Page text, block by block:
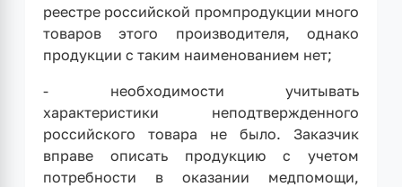
реестре российской промпродукции много
товаров этого производителя, однако
продукции с таким наименованием нет;
- необходимости учитывать
характеристики неподтвержденного
российского товара не было. Заказчик
вправе описать продукцию с учетом
потребности в оказании медпомощи,